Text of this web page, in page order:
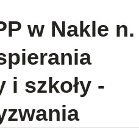
w Nakle n.
i szkoły -